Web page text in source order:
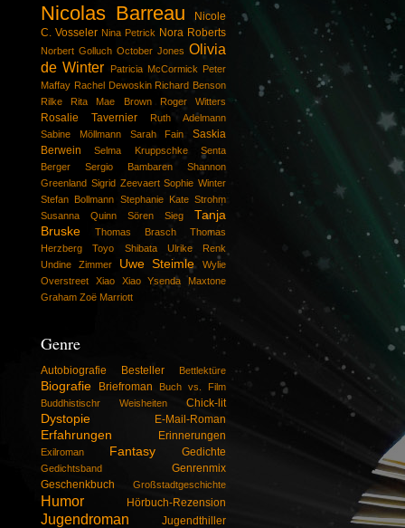
Nicolas Barreau
Nicole
C. Vosseler Nina Petrick Nora Roberts
Norbert Golluch October Jones Olivia
de Winter
Patricia McCormick Peter
Maffay Rachel Dewoskin Richard Benson
Rilke
Rita Mae Brown Roger Witters
Rosalie Tavernier
Ruth Adelmann
Sabine Möllmann
Sarah Fain
Saskia
Berwein
Selma Kruppschke
Senta
Berger
Sergio Bambaren
Shannon
Greenland Sigrid Zeevaert Sophie Winter
Stefan Bollmann Stephanie Kate Strohm
Susanna Quinn
Sören Sieg
Tanja
Bruske
Thomas Brasch
Thomas
Herzberg
Toyo Shibata
Ulrike Renk
Undine Zimmer
Uwe Steimle
Wylie
Overstreet
Xiao Xiao
Ysenda Maxtone
Graham Zoë Marriott
Genre
Autobiografie Besteller Bettlektüre
Biografie Briefroman
Buch vs. Film
Buddhistischr Weisheiten
Chick-lit
Dystopie E-Mail-Roman
Erfahrungen Erinnerungen
Exilroman Fantasy Gedichte
Gedichtsband
Genrenmix
Geschenkbuch
Großstadtgeschichte
Humor Hörbuch-Rezension
Jugendroman Jugendthiller